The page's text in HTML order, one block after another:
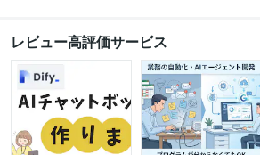
レビュー高評価サービス